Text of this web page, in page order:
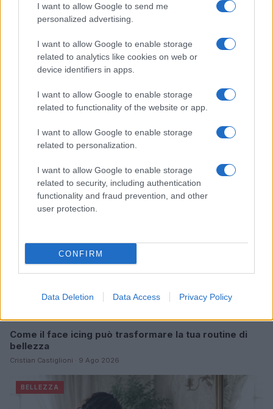
I want to allow Google to send me
personalized advertising.
I want to allow Google to enable storage
related to analytics like cookies on web or
device identifiers in apps.
I want to allow Google to enable storage
related to functionality of the website or app.
I want to allow Google to enable storage
related to personalization.
I want to allow Google to enable storage
related to security, including authentication
functionality and fraud prevention, and other
user protection.
CONFIRM
Data Deletion Data Access Privacy Policy
Continua a leggere
Come il face icing può trasformare la tua routine di
bellezza
Cristian Castiglioni · 9 Ago 2026
BELLEZZA